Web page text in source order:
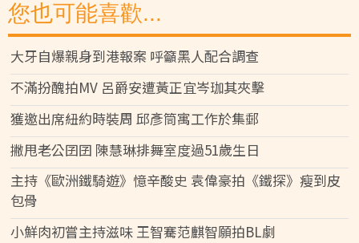
您也可能喜歡...
大牙自爆親身到港報案 呼籲黑人配合調查
不滿扮醜拍MV 呂爵安遭黃正宜岑珈其夾擊
獲邀出席紐約時裝周 邱彥筒寓工作於集郵
撇甩老公囝囝 陳慧琳排舞室度過51歲生日
主持《歐洲鐵騎遊》憶辛酸史 袁偉豪拍《鐵探》瘦到皮
包骨
小鮮肉初嘗主持滋味 王智騫范麒智願拍BL劇